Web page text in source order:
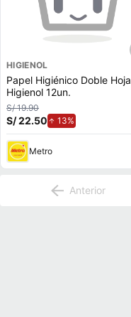
HIGIENOL
Papel Higiénico Doble Hoja
Higienol 12un.
S/ 19.90
S/ 22.50 13%
Metro
Anterior